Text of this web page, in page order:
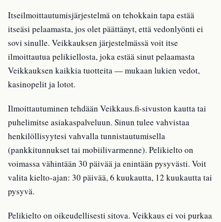
Itseilmoittautumisjärjestelmä on tehokkain tapa estää
itseäsi pelaamasta, jos olet päättänyt, että vedonlyönti ei
sovi sinulle. Veikkauksen järjestelmässä voit itse
ilmoittautua pelikiellosta, joka estää sinut pelaamasta
Veikkauksen kaikkia tuotteita — mukaan lukien vedot,
kasinopelit ja lotot.
Ilmoittautuminen tehdään Veikkaus.fi-sivuston kautta tai
puhelimitse asiakaspalveluun. Sinun tulee vahvistaa
henkilöllisyytesi vahvalla tunnistautumisella
(pankkitunnukset tai mobiilivarmenne). Pelikielto on
voimassa vähintään 30 päivää ja enintään pysyvästi. Voit
valita kielto-ajan: 30 päivää, 6 kuukautta, 12 kuukautta tai
pysyvä.
Pelikielto on oikeudellisesti sitova. Veikkaus ei voi purkaa